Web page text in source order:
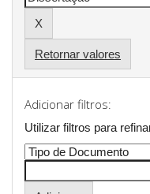
Retornar valores
Adicionar filtros:
Utilizar filtros para